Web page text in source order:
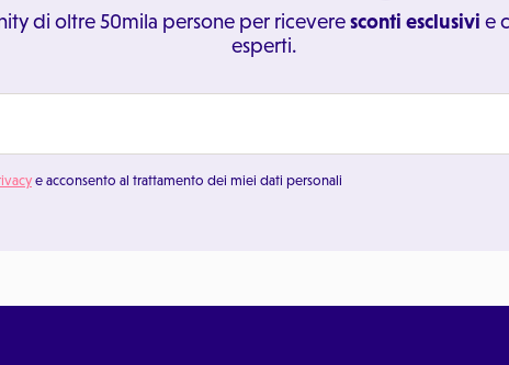
di oltre 50mila persone per riceveresconti esclusivi e
esperti.
e acconsento al trattamento dei miei dati personali